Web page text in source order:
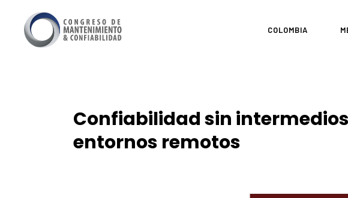
COLOMBIA
Confiabilidad sin
entornos remotos